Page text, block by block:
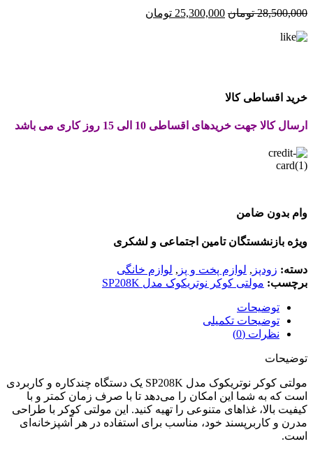
28,500,000 تومان قیمت
25,300,000 تومان
خرید اقساطی کالا
ارسال کالا جهت خریدهای اقساطی 10 الی 15 روز کاری می باشد
وام بدون ضامن
ویژه بازنشستگان تامین اجتماعی و لشکری
دسته: زودپز , لوازم پخت و پز , لوازم خانگی
برچسب: مولتی کوکر نوتریکوک مدل SP208K
توضیحات
توضیحات تکمیلی
نظرات (0)
توضیحات
مولتی کوکر نوتریکوک مدل SP208K یک دستگاه چندکاره و کاربردی
است که به شما این امکان را می‌دهد تا با صرف زمان کمتر و با
کیفیت بالا، غذاهای متنوعی را تهیه کنید. این مولتی کوکر با طراحی
مدرن و کاربرپسند خود، مناسب برای استفاده در هر آشپزخانه‌ای
است.